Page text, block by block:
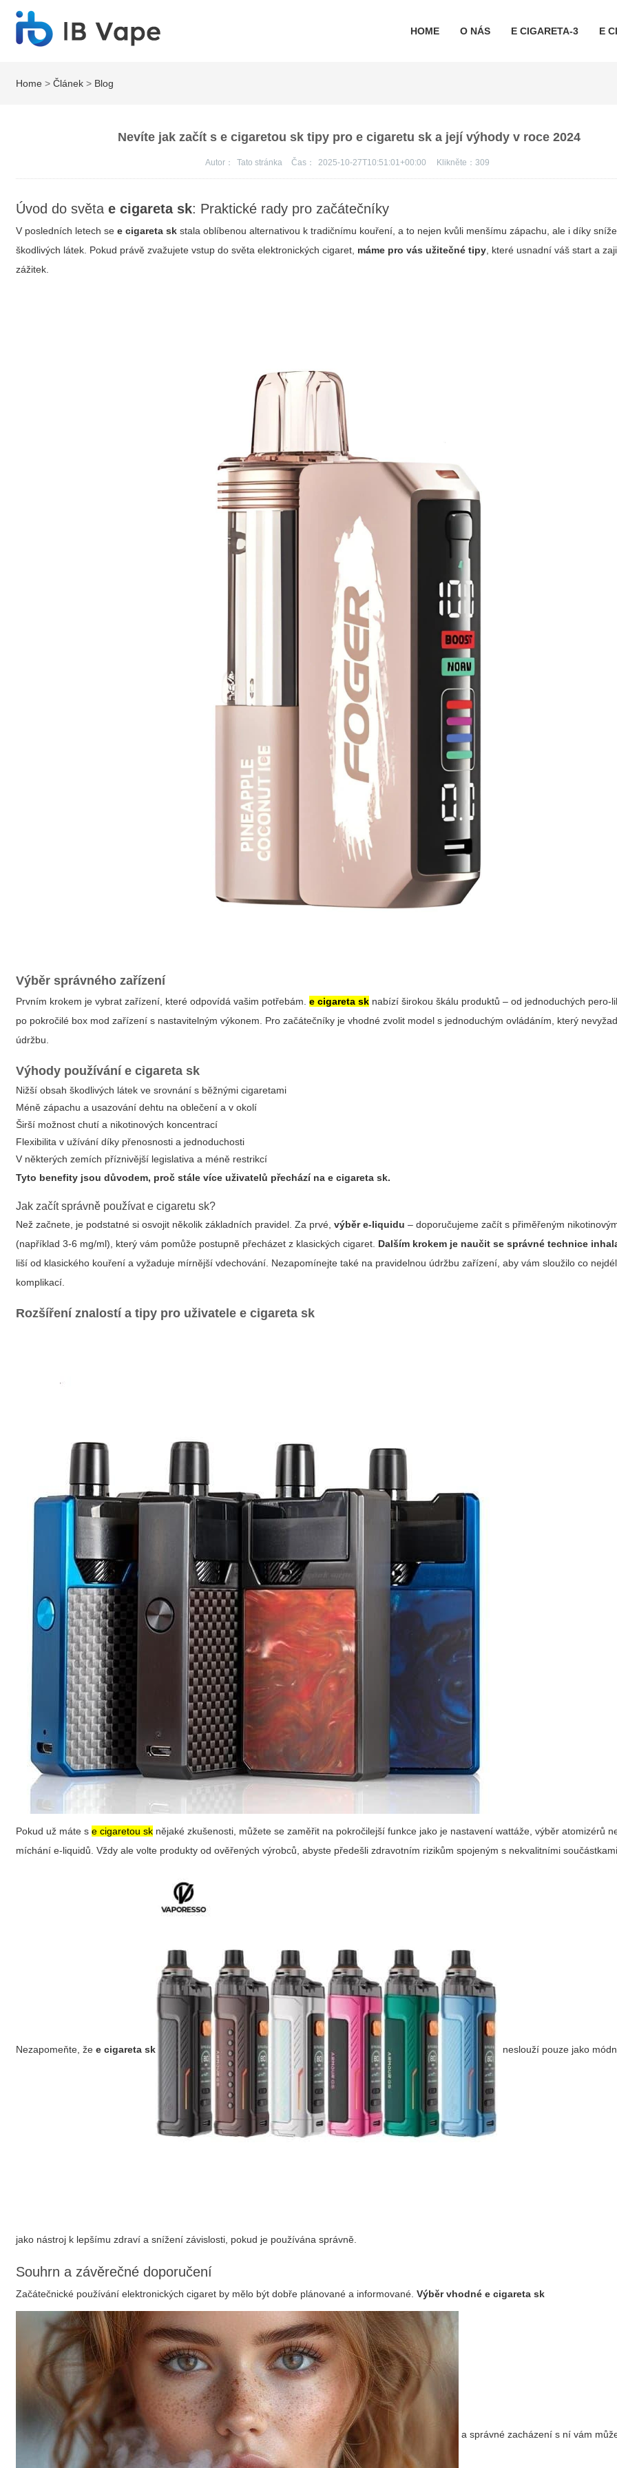
HOME O NÁS E CIGARETA-3 E
Home >Článek > Blog
Nevíte jak začít s e cigaretou sk tipy pro e cigaretu sk a její výhody v roce 2024
Autor： Tato stránka Čas： 2025-10-27T10:51:01+00:00 Klikněte： 309
Úvod do světae cigareta sk: Praktické rady pro začátečníky
V posledních letech see cigareta sk stala oblíbenou alternativou k tradičnímu kouření, a to nejen kvůli menšímu zápachu, ale i díky
škodlivých látek. Pokud právě zvažujete vstup do světa elektronických cigaret, máme pro vás užitečné tipy , které usnadní váš start a
zážitek.
Výběr správného zařízení
Prvním krokem je vybrat zařízení, které odpovídá vašim potřebám.e cigareta sk nabízí širokou škálu produktů – od jednoduchých pero-
po pokročilé box mod zařízení s nastavitelným výkonem. Pro začátečníky je vhodné zvolit model s jednoduchým ovládáním, který
údržbu.
Výhody používáníe cigareta sk
Nižší obsah škodlivých látek ve srovnání s běžnými cigaretami
Méně zápachu a usazování dehtu na oblečení a v okolí
Širší možnost chutí a nikotinových koncentrací
Flexibilita v užívání díky přenosnosti a jednoduchosti
V některých zemích příznivější legislativa a méně restrikcí
Tyto benefity jsou důvodem, proč stále více uživatelů přechází nae cigareta sk.
Jak začít správně používate cigaretu sk?
Než začnete, je podstatné si osvojit několik základních pravidel. Za prvé,výběr e-liquidu – doporučujeme začít s přiměřeným
(například 3-6 mg/ml), který vám pomůže postupně přecházet z klasických cigaret. Dalším krokem je naučit se správné technice
liší od klasického kouření a vyžaduje mírnější vdechování. Nezapomínejte také na pravidelnou údržbu zařízení, aby vám sloužilo co
komplikací.
Rozšíření znalostí a tipy pro uživatelee cigareta sk
Pokud už máte se cigaretou sk nějaké zkušenosti, můžete se zaměřit na pokročilejší funkce jako je nastavení wattáže, výběr atomizérů
míchání e-liquidů. Vždy ale volte produkty od ověřených výrobců, abyste předešli zdravotním rizikům spojeným s nekvalitními
Nezapomeňte, žee cigareta sk neslouží pouze jako
jako nástroj k lepšímu zdraví a snížení závislosti, pokud je používána správně.
Souhrn a závěrečné doporučení
Začátečnické používání elektronických cigaret by mělo být dobře plánované a informované.Výběr vhodnée cigareta sk
a správné zacházení s ní vám